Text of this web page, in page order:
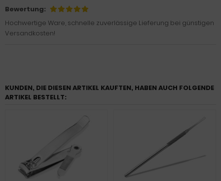
Bewertung:
Hochwertige Ware, schnelle zuverlässige Lieferung bei günstigen
Versandkosten!
KUNDEN, DIE DIESEN ARTIKEL KAUFTEN, HABEN AUCH FOLGENDE
ARTIKEL BESTELLT: